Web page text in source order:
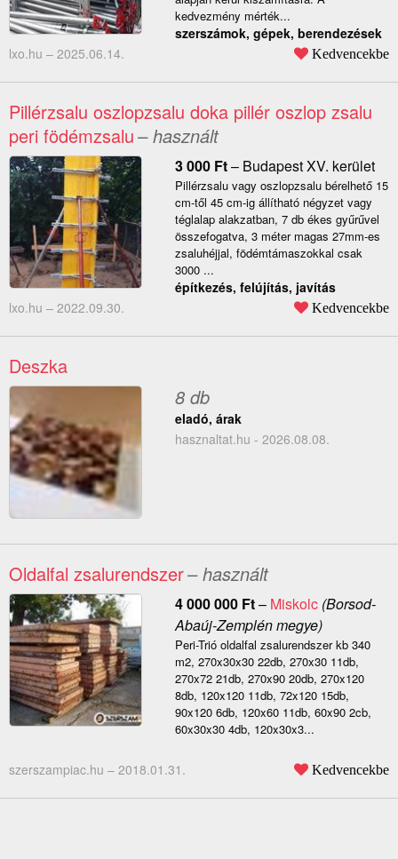
kedvezmény mérték...
szerszámok, gépek, berendezések
lxo.hu – 2025.06.14. Kedvencekbe
Pillérzsalu oszlopzsalu doka pillér oszlop zsalu
peri födémzsalu– használt
3 000 Ft– Budapest XV. kerület
Pillérzsalu vagy oszlopzsalu bérelhető 15
cm-től 45 cm-ig állítható négyzet vagy
téglalap alakzatban, 7 db ékes gyűrűvel
összefogatva, 3 méter magas 27mm-es
zsaluhéjjal, födémtámaszokkal csak
3000 ...
építkezés, felújítás, javítás
lxo.hu – 2022.09.30. Kedvencekbe
Deszka
8 db
eladó, árak
hasznaltat.hu - 2026.08.08.
Oldalfal zsalurendszer– használt
4 000 000 Ft– Miskolc(Borsod-
Abaúj-Zemplén megye)
Peri-Trió oldalfal zsalurendszer kb 340
m2, 270x30x30 22db, 270x30 11db,
270x72 21db, 270x90 20db, 270x120
8db, 120x120 11db, 72x120 15db,
90x120 6db, 120x60 11db, 60x90 2cb,
60x30x30 4db, 120x30x3...
szerszampiac.hu – 2018.01.31. Kedvencekbe